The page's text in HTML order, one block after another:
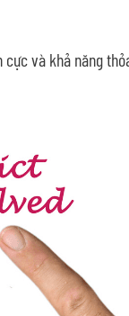
và khả năng